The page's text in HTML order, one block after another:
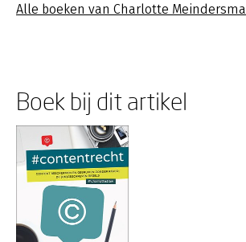
Alle boeken van Charlotte Meindersma
Boek bij dit artikel